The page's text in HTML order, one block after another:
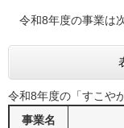
令和8年度の事業は
令和8年度の「すこや
事業名